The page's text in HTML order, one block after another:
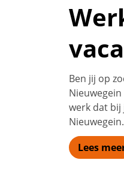
Ben jij op
werk dat
Nieuwegein.
Lees